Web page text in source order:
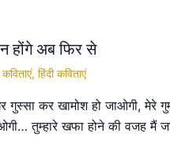
होंगे अब फिर से
कविताएं, हिंदी कविताएं
गुस्सा कर खामोश हो जाओगी, मेरे
तुम्हारे खफा होने की वजह मैं